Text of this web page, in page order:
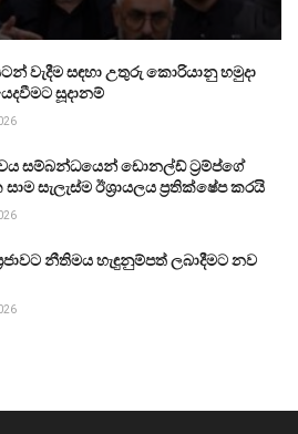
වැදීම සඳහා උතුරු කොරියානු හමුදා
සූදානම්
සම්බන්ධයෙන් ඩොනල්ඩ් ට්‍රම්ප්ගේ
සැලැස්ම ඊශ්‍රායලය ප්‍රතික්ෂේප කරයි
නීතිමය හැඳුනුම්පත් ලබාදීමට නව